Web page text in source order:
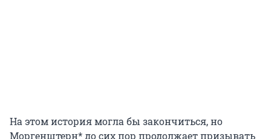
На этом история могла бы закончиться, но
Моргенштерн* до сих пор продолжает призывать